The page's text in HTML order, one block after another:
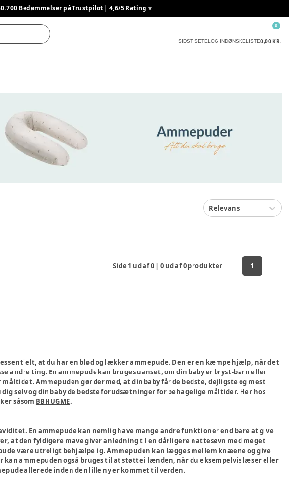
Bedømmelser på Trustpilot | 4,6/5 Rating ⭐️
SIDST SETELOG INDØNSKELISTE0,00 KR.
0
Relevans
Side 1 ud af0 |0 ud af0produkter 1
at du har en blød og lækker ammepude. Den er en kæmpe hjælp, når det
andre ting. En ammepude kan bruges uanset, om din baby er bryst-barn eller
Ammepuden gør dermed, at din baby får de bedste, dejligste og mest
selv og din baby de bedste forudsætninger for behagelige måltider. Her hos
såsom BBHUGME.
En ammepude kan nemlig have mange andre funktioner end bare at give
at den fyldigere mave giver anledning til en dårligere nattesøvn med meget
være utroligt behjælpelig. Ammepuden kan lægges mellem knæene og give
ammepuden også bruges til at støtte i lænden, når du eksempelvis læser eller
allerede inden den lille ny er kommet til verden.